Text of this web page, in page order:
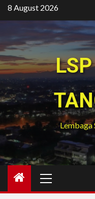
Skip
to
8 August 2026
Lembaga
Menu